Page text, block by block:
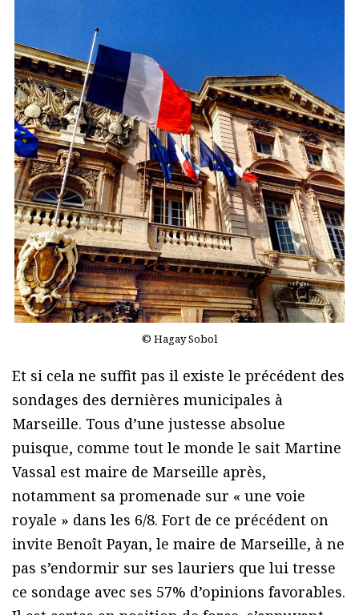
© Hagay Sobol
Et si cela ne suffit pas il existe le précédent des
sondages des dernières municipales à
Marseille. Tous d’une justesse absolue
puisque, comme tout le monde le sait Martine
Vassal est maire de Marseille après,
notamment sa promenade sur « une voie
royale » dans les 6/8. Fort de ce précédent on
invite Benoît Payan, le maire de Marseille, à ne
pas s’endormir sur ses lauriers que lui tresse
ce sondage avec ses 57% d’opinions favorables.